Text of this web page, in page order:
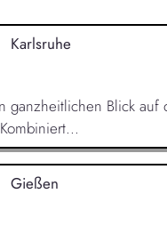
Karlsruhe
ganzheitlichen Blick
Gießen